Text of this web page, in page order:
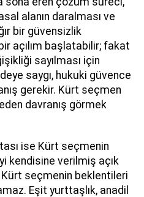
alanın daralması ve
bir güvensizlik
açılım başlatabilir; fakat
sayılması için
saygı, hukuki güvence
gerekir. Kürt seçmen
davranış görmek
ise Kürt seçmenin
kendisine verilmiş açık
Kürt seçmenin beklentileri
Eşit yurttaşlık, anadil